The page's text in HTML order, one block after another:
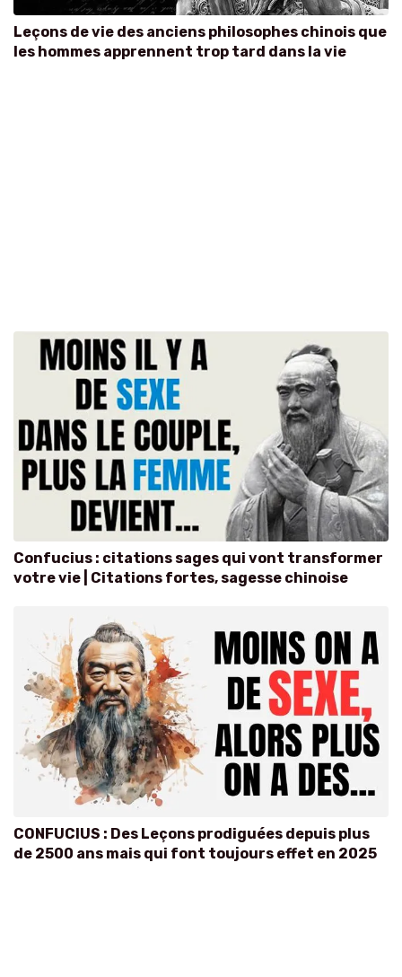
Leçons de vie des anciens philosophes chinois que
les hommes apprennent trop tard dans la vie
Confucius : citations sages qui vont transformer
votre vie | Citations fortes, sagesse chinoise
CONFUCIUS : Des Leçons prodiguées depuis plus
de 2500 ans mais qui font toujours effet en 2025